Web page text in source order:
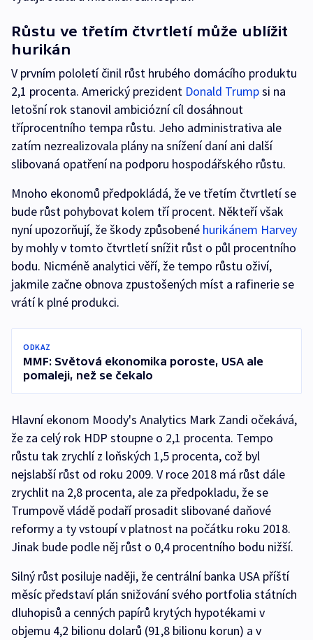
Růstu ve třetím čtvrtletí může ublížit
hurikán
V prvním pololetí činil růst hrubého domácího produktu
2,1 procenta. Americký prezident Donald Trumpsi na
letošní rok stanovil ambiciózní cíl dosáhnout
tříprocentního tempa růstu. Jeho administrativa ale
zatím nezrealizovala plány na snížení daní ani další
slibovaná opatření na podporu hospodářského růstu.
Mnoho ekonomů předpokládá, že ve třetím čtvrtletí se
bude růst pohybovat kolem tří procent. Někteří však
nyní upozorňují, že škody způsobené hurikánem Harvey
by mohly v tomto čtvrtletí snížit růst o půl procentního
bodu. Nicméně analytici věří, že tempo růstu oživí,
jakmile začne obnova zpustošených míst a rafinerie se
vrátí k plné produkci.
ODKAZ
MMF: Světová ekonomika poroste, USA ale
pomaleji, než se čekalo
Hlavní ekonom Moody's Analytics Mark Zandi očekává,
že za celý rok HDP stoupne o 2,1 procenta. Tempo
růstu tak zrychlí z loňských 1,5 procenta, což byl
nejslabší růst od roku 2009. V roce 2018 má růst dále
zrychlit na 2,8 procenta, ale za předpokladu, že se
Trumpově vládě podaří prosadit slibované daňové
reformy a ty vstoupí v platnost na počátku roku 2018.
Jinak bude podle něj růst o 0,4 procentního bodu nižší.
Silný růst posiluje naději, že centrální banka USA příští
měsíc představí plán snižování svého portfolia státních
dluhopisů a cenných papírů krytých hypotékami v
objemu 4,2 bilionu dolarů (91,8 bilionu korun) a v